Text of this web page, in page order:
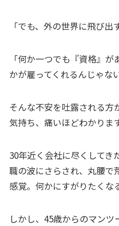
「でも、外の世界に飛び出
「何か一つでも『資格』
かが雇ってくれるんじゃな
そんな不安を吐露される方
気持ち、痛いほどわかります
30年近く会社に尽くしてき
職の波にさらされ、丸腰で
感覚。何かにすがりたくな
しかし、45歳からのマン